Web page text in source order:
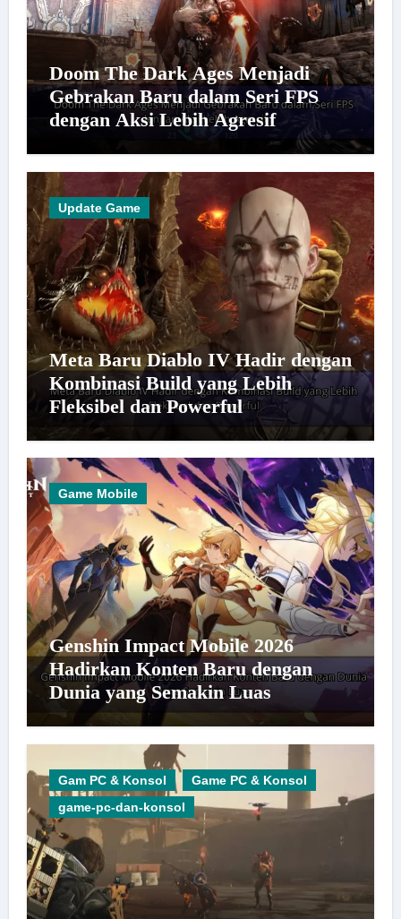
Doom The Dark Ages Menjadi
Gebrakan Baru dalam Seri FPS
dengan Aksi Lebih Agresif
Update Game
Meta Baru Diablo IV Hadir dengan
Kombinasi Build yang Lebih
Fleksibel dan Powerful
Game Mobile
Genshin Impact Mobile 2026
Hadirkan Konten Baru dengan
Dunia yang Semakin Luas
Gam PC & Konsol
Game PC & Konsol
game-pc-dan-konsol